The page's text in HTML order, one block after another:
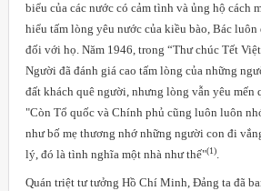
biểu của các nước có cảm tình và ủng hộ cách
hiểu tấm lòng yêu nước của kiều bào, Bác
đối với họ. Năm 1946, trong “Thư chúc Tết
Người đã đánh giá cao tấm lòng của những
đất khách quê người, nhưng lòng vẫn yêu mến
"Còn Tổ quốc và Chính phủ cũng luôn luôn
như bố mẹ thương nhớ những người con đi
lý, đó là tình nghĩa một nhà như thế"(1).
Quán triệt tư tưởng Hồ Chí Minh, Đảng ta đã